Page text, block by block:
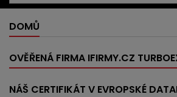
DOMŮ
OVĚŘENÁ FIRMA IFIRMY.CZ
NÁŠ CERTIFIKÁT V EVROPSKÉ